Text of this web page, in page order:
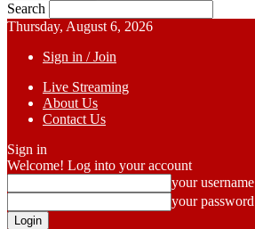
Search
Thursday, August 6, 2026
Sign in / Join
Live Streaming
About Us
Contact Us
Sign in
Welcome! Log into your account
your username
your password